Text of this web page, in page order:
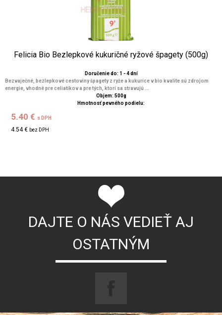
Felicia Bio Bezlepkové kukuričné ryžové špagety (500g)
Doručenie do: 1 - 4 dní
Bezvaječné, bezlepkové cestoviny špagety z ryže a kukurice v bio kvalite sú zdrojom
energie, vhodné pre celiatikov a pre tých, ktorí sa stravujú ...
Objem: 500g
Hmotnosť pevného podielu:
5.40 € s DPH
4.54 € bez DPH
DAJTE O NÁS VEDIEŤ AJ
OSTATNÝM